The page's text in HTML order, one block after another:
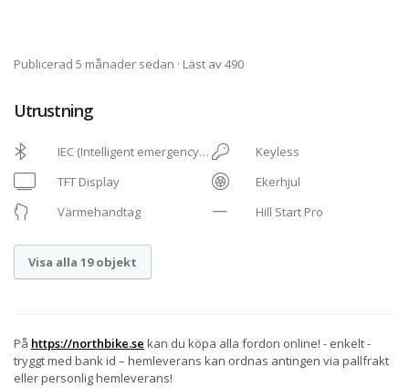
Publicerad 5 månader sedan · Läst av 490
Utrustning
IEC (Intelligent emergency
call)
Keyless
TFT Display
Ekerhjul
Värmehandtag
Hill Start Pro
Visa alla 19 objekt
På https://northbike.se kan du köpa alla fordon online! - enkelt -
tryggt med bank id – hemleverans kan ordnas antingen via pallfrakt
eller personlig hemleverans!